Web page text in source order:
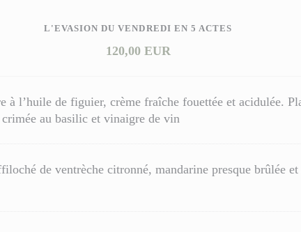
L'EVASION DU VENDREDI EN 5 ACTES
120,00 EUR
à l’huile de figuier, crème fraîche fouettée et acidulée.
au basilic et vinaigre de vin
de ventrèche citronné, mandarine presque brûlée